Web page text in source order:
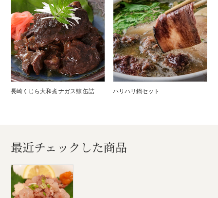
長崎くじら大和煮 ナガス鯨 缶詰 ハリハリ鍋セット
最近チェックした商品